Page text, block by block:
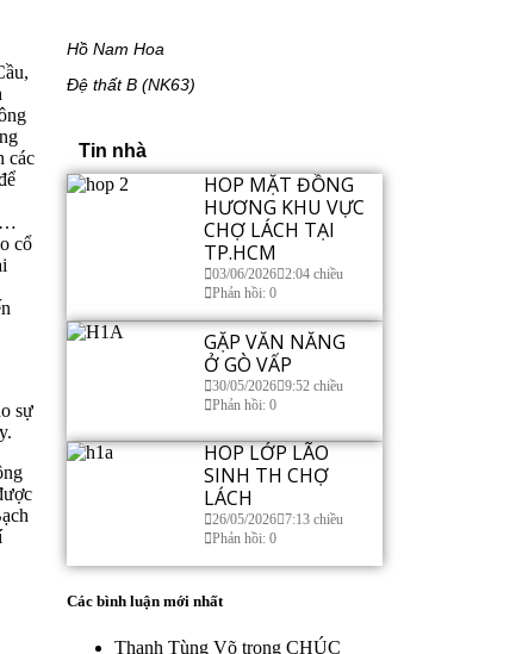
các
cổ
sự
Hồ Nam Hoa
Đệ thất B (NK63)
Tin nhà
HOP MẶT ĐỒNG
HƯƠNG KHU VỰC
CHỢ LÁCH TẠI
TP.HCM
03/06/2026 2:04 chiều
Phản hồi: 0
GẶP VĂN NĂNG
Ở GÒ VẤP
30/05/2026 9:52 chiều
Phản hồi: 0
HOP LỚP LÃO
SINH TH CHỢ
LÁCH
26/05/2026 7:13 chiều
Phản hồi: 0
Các bình luận mới nhất
Thanh Tùng Võ trong CHÚC